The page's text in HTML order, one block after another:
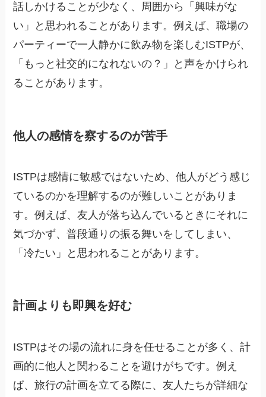
話しかけることが少なく、周囲から「興味がな
い」と思われることがあります。例えば、職場の
パーティーで一人静かに飲み物を楽しむISTPが、
「もっと社交的になれないの？」と声をかけられ
ることがあります。
他人の感情を察するのが苦手
ISTPは感情に敏感ではないため、他人がどう感じ
ているのかを理解するのが難しいことがありま
す。例えば、友人が落ち込んでいるときにそれに
気づかず、普段通りの振る舞いをしてしまい、
「冷たい」と思われることがあります。
計画よりも即興を好む
ISTPはその場の流れに身を任せることが多く、計
画的に他人と関わることを避けがちです。例え
ば、旅行の計画を立てる際に、友人たちが詳細な